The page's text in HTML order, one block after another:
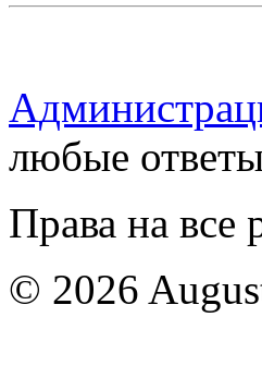
любые ответы
Права на все
© 2026